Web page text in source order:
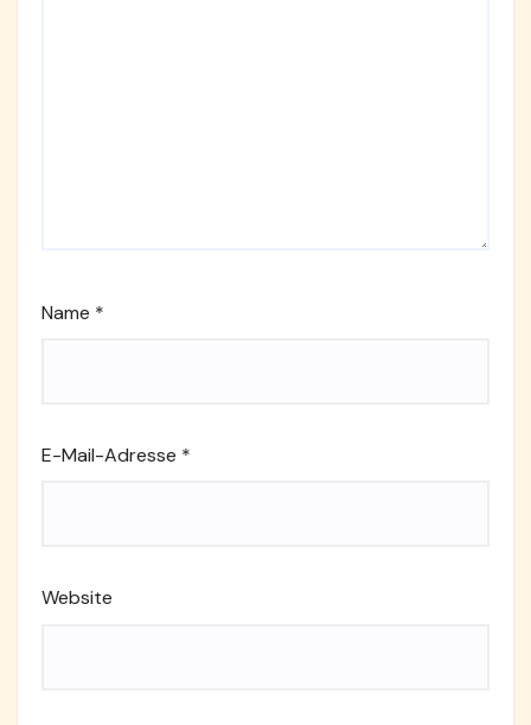
Name *
E-Mail-Adresse *
Website